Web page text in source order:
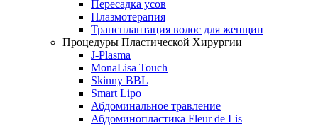
Пересадка усов
Плазмотерапия
Трансплантация волос для женщин
Процедуры Пластической Хирургии
J-Plasma
MonaLisa Touch
Skinny BBL
Smart Lipo
Абдоминальное травление
Абдоминопластика Fleur de Lis